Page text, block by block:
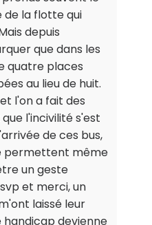
de la flotte qui
depuis
que dans les
quatre places
au lieu de huit.
l'on a fait des
l'incivilité s'est
de ces bus,
permettent même
un geste
et merci, un
laissé leur
devienne